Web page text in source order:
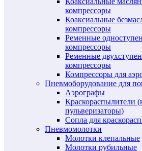
компрессоры
Коаксиальные
компрессоры
Ременные
компрессоры
Ременные
компрессоры
Компрессоры для
Пневмоборудование для
Аэрографы
Краскораспылители
пульверизаторы)
Сопла для
Пневмомолотки
Молотки клепальные
Молотки рубильные